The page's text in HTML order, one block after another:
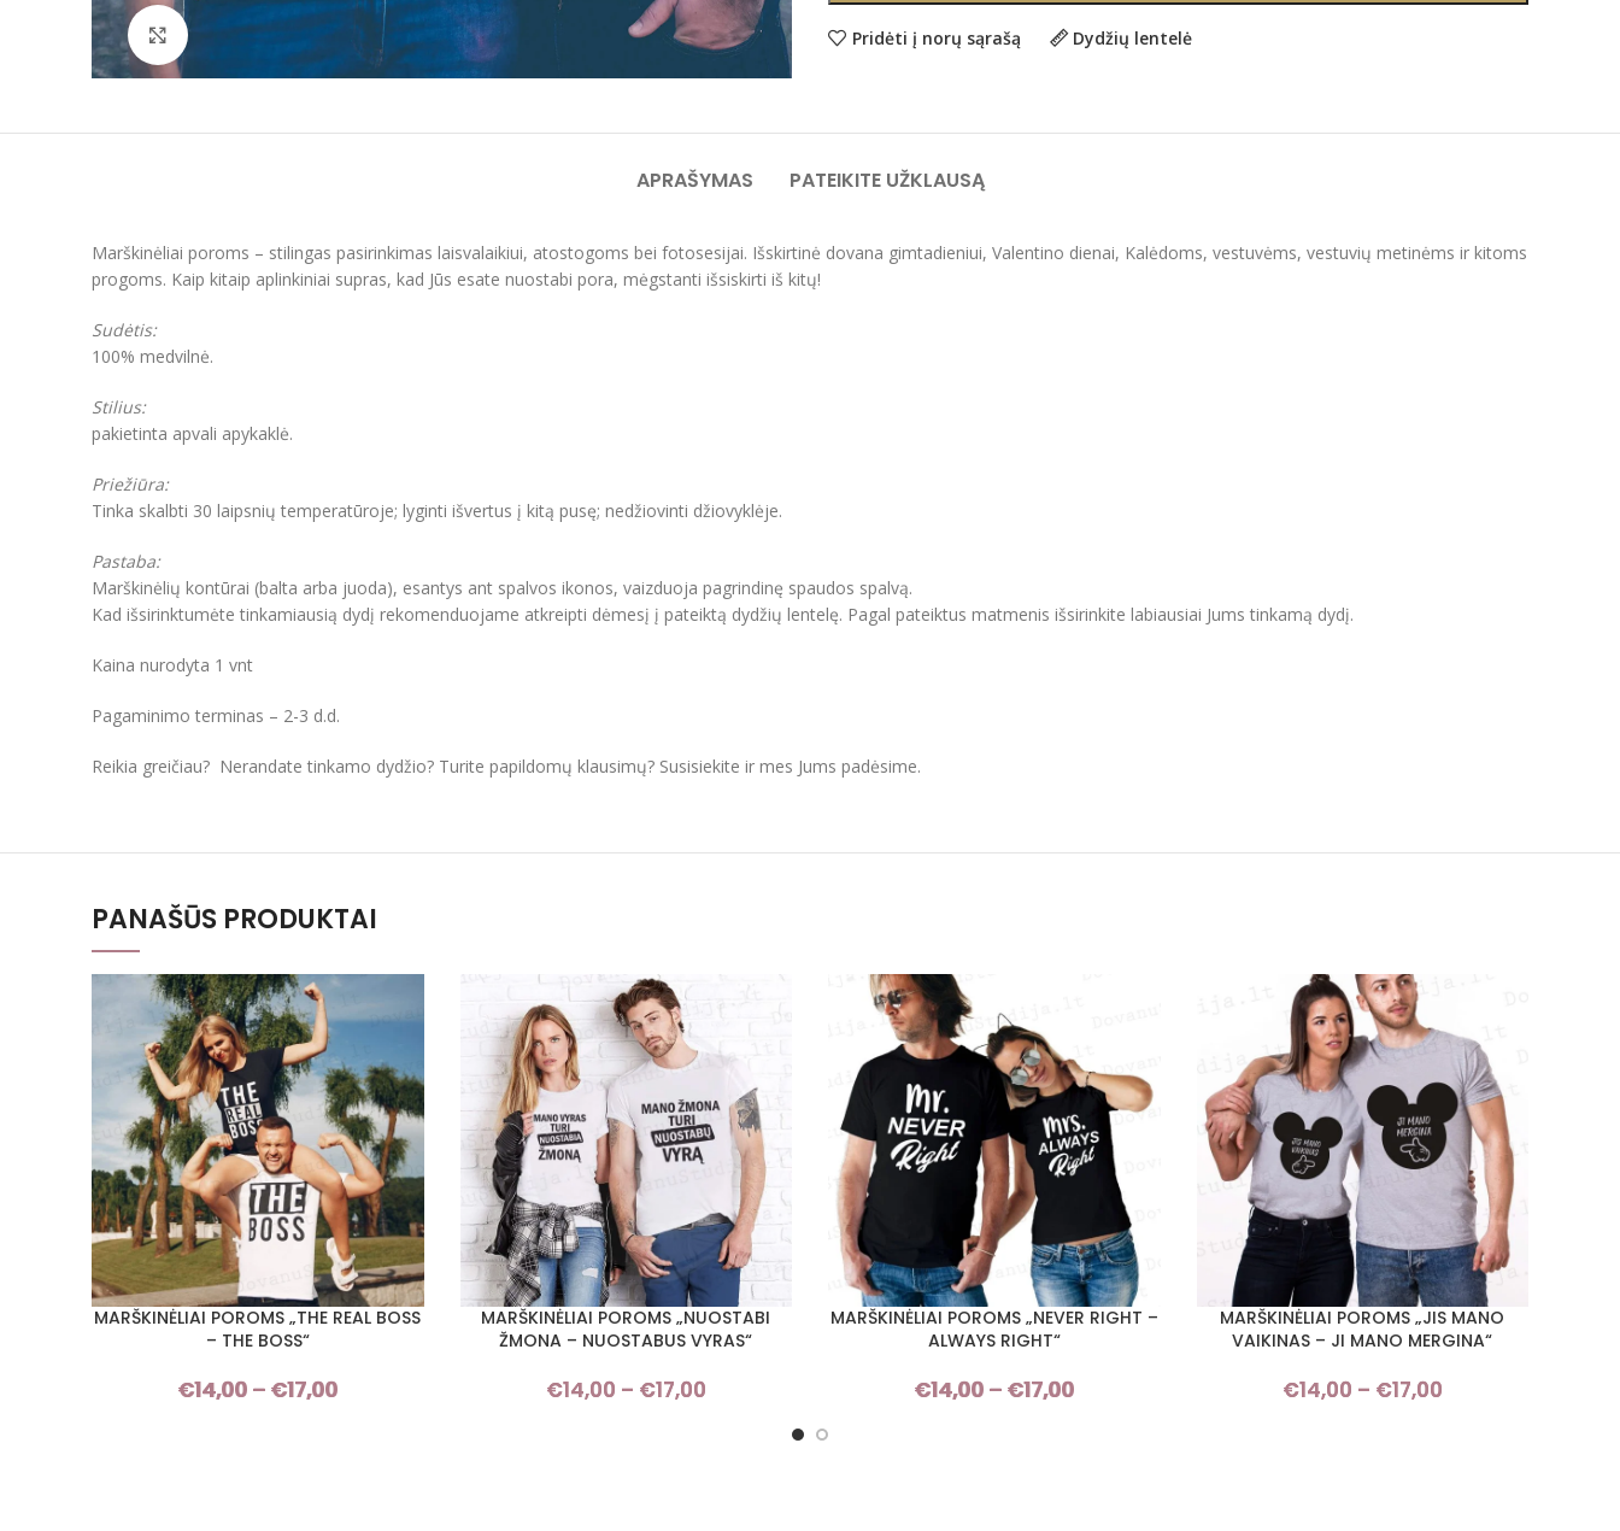
Padidinti Pridėti į norų sąrašą Dydžių lentelė
APRAŠYMAS PATEIKITE UŽKLAUSĄ
Marškinėliai poroms – stilingas pasirinkimas laisvalaikiui, atostogoms bei fotosesijai. Išskirtinė dovana gimtadieniui, Valentino dienai, Kalėdoms, vestuvėms, vestuvių metinėms ir kitoms
progoms. Kaip kitaip aplinkiniai supras, kad Jūs esate nuostabi pora, mėgstanti išsiskirti iš kitų!
Sudėtis:
100% medvilnė.
Stilius:
pakietinta apvali apykaklė.
Priežiūra:
Tinka skalbti 30 laipsnių temperatūroje; lyginti išvertus į kitą pusę; nedžiovinti džiovyklėje.
Pastaba:
Marškinėlių kontūrai (balta arba juoda), esantys ant spalvos ikonos, vaizduoja pagrindinę spaudos spalvą.
Kad išsirinktumėte tinkamiausią dydį rekomenduojame atkreipti dėmesį į pateiktą dydžių lentelę. Pagal pateiktus matmenis išsirinkite labiausiai Jums tinkamą dydį.
Kaina nurodyta 1 vnt
Pagaminimo terminas – 2-3 d.d.
Reikia greičiau? Nerandate tinkamo dydžio? Turite papildomų klausimų? Susisiekite ir mes Jums padėsime.
PANAŠŪS PRODUKTAI
PASIRINKTI SAVYBES
MARŠKINĖLIAI POROMS „THE REAL BOSS
– THE BOSS“
€14,00 – €17,00
PASIRINKTI SAVYBES
MARŠKINĖLIAI POROMS „NUOSTABI
ŽMONA – NUOSTABUS VYRAS“
€14,00 – €17,00
€14,00
PASIRINKTI SAVYBES
MARŠKINĖLIAI POROMS „NEVER RIGHT –
ALWAYS RIGHT“
€14,00 – €17,00
PASIRINKTI SAVYBES
MARŠKINĖLIAI POROMS „JIS MANO
VAIKINAS – JI MANO MERGINA“
€14,00 – €17,00